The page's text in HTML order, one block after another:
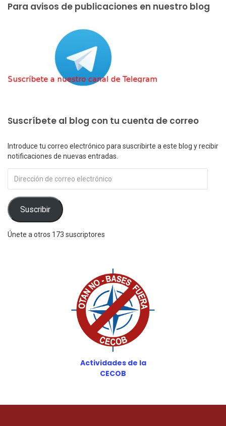
Para avisos de publicaciones en nuestro blog
Suscríbete al blog con tu cuenta de correo
Introduce tu correo electrónico para suscribirte a este blog y recibir
notificaciones de nuevas entradas.
de
electrónico
Suscribir
Únete a otros 173 suscriptores
Actividades de la
CECOB